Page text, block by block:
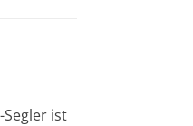
ist